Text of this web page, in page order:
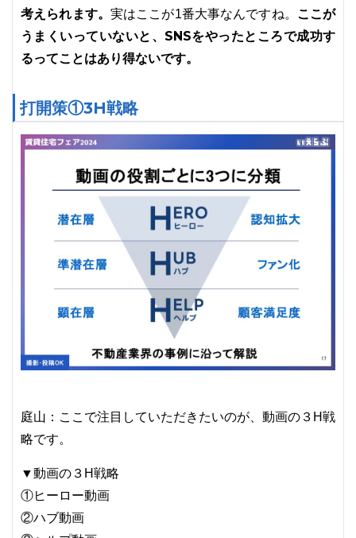
考えられます。 実はここが1番大事なんですね。 ここが
うまくいっていないと、SNSをやったところで成功す
るってことはあり得ないです。
打開策①3H戦略
庭山：ここで注目していただきたいのが、動画の３H戦
略です。
▼動画の３H戦略
①ヒーロー動画
②ハブ動画